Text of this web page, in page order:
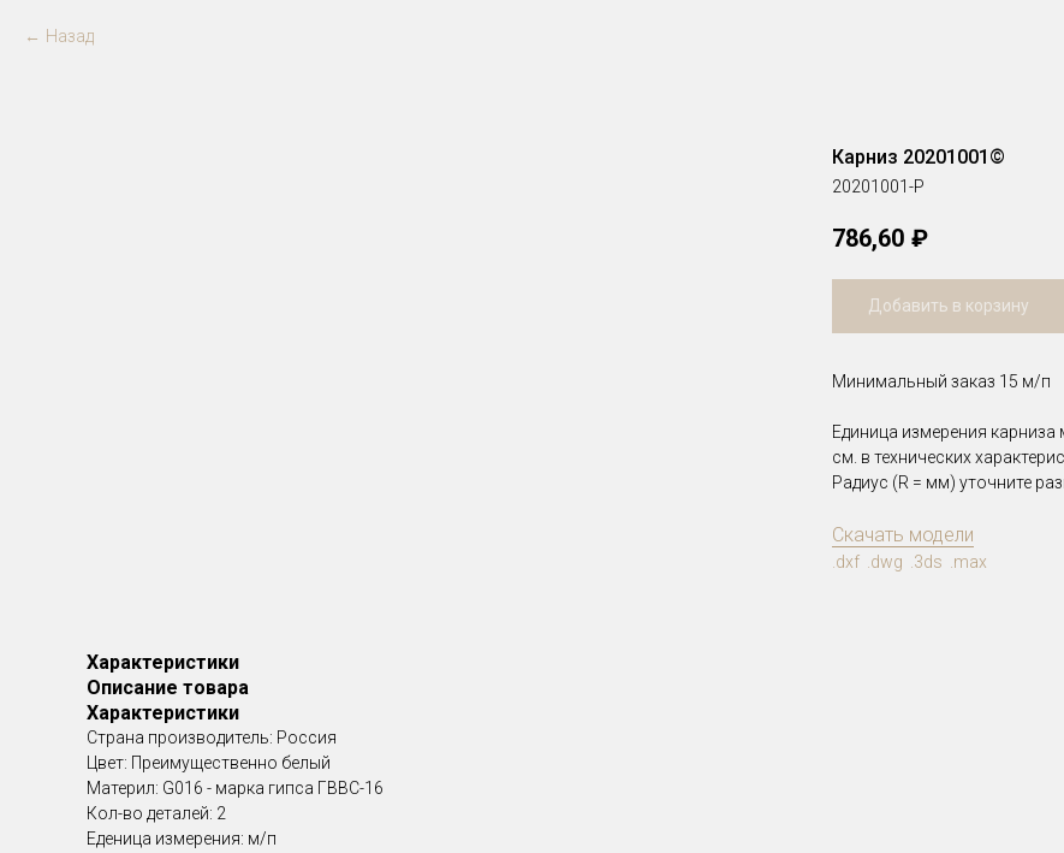
Назад
Карниз 20201001©
20201001-Р
786,60 ₽
Добавить в корзину
Минимальный заказ 15 м/п
Единица измерения
см. в технических
Радиус (R = мм) уточните
Скачать модели
.dxf .dwg .3ds .max
Характеристики
Описание товара
Характеристики
Страна производитель: Россия
Цвет: Преимущественно белый
Материл: G016 - марка гипса ГВВС-16
Кол-во деталей: 2
Еденица измерения: м/п